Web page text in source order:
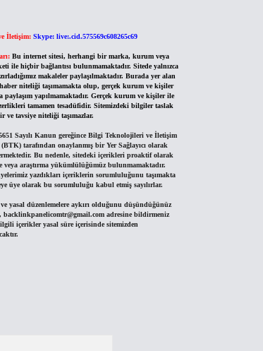
İletişim: Skype: live:.cid.575569c608265c69
Bu internet sitesi, herhangi bir marka, kurum veya
ile hiçbir bağlantısı bulunmamaktadır. Sitede yalnızca
makaleler paylaşılmaktadır. Burada yer alan
niteliği taşımamakta olup, gerçek kurum ve kişiler
paylaşım yapılmamaktadır. Gerçek kurum ve kişiler ile
tamamen tesadüfidir. Sitemizdeki bilgiler taslak
ve tavsiye niteliği taşımazlar.
Sayılı Kanun gereğince Bilgi Teknolojileri ve İletişim
tarafından onaylanmış bir Yer Sağlayıcı olarak
Bu nedenle, sitedeki içerikleri proaktif olarak
veya araştırma yükümlülüğümüz bulunmamaktadır.
yazdıkları içeriklerin sorumluluğunu taşımakta
üye olarak bu sorumluluğu kabul etmiş sayılırlar.
yasal düzenlemelere aykırı olduğunu düşündüğünüz
backlinkpanelicomtr@gmail.comadresine bildirmeniz
içerikler yasal süre içerisinde sitemizden